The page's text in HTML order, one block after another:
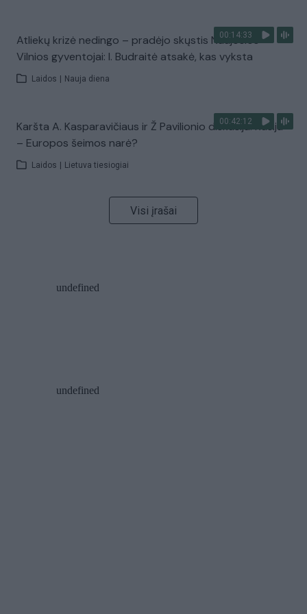
00:14:33
Atliekų krizė nedingo – pradėjo skųstis Naujosios
Vilnios gyventojai: I. Budraitė atsakė, kas vyksta
Laidos Nauja diena
00:42:12
Karšta A. Kasparavičiaus ir Ž Pavilionio diskusija: Rusija
– Europos šeimos narė?
Laidos Lietuva tiesiogiai
Visi įrašai